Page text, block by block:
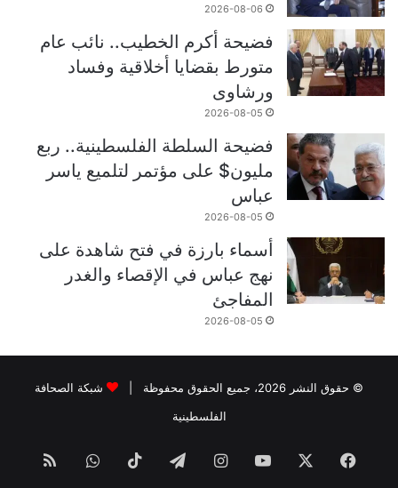
2026-08-06
فضيحة أكرم الخطيب.. نائب عام
متورط بقضايا أخلاقية وفساد
ورشاوى
2026-08-05
فضيحة السلطة الفلسطينية.. ربع
مليون$ على مؤتمر لتلميع ياسر
عباس
2026-08-05
أسماء بارزة في فتح شاهدة على
نهج عباس في الإقصاء والغدر
المفاجئ
2026-08-05
© حقوق النشر 2026، جميع الحقوق محفوظة |
شبكة الصحافة
الفلسطينية
فيسبوك ‫YouTubeانستقرامتيلقرام ‫TikTokواتسابملخص